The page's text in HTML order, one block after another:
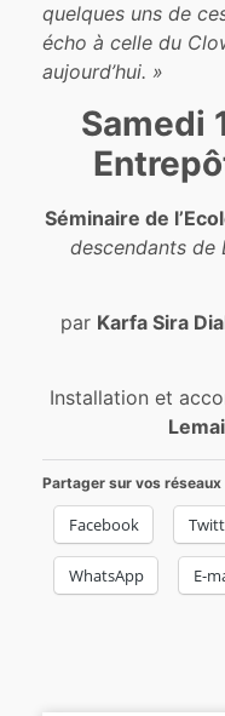
quelques uns de
écho à celle du
aujourd’hui. »
Samedi
Séminaire de
descendants de
par Karfa Sira
Installation et
Partager sur vos réseaux
Facebook
WhatsApp E-